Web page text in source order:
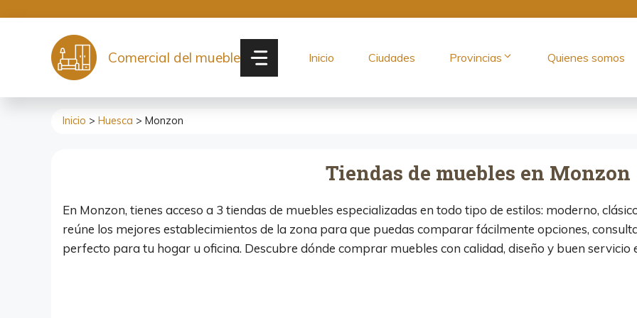
contenido
Comercial del mueble Inicio Ciudades Provincias Quienes somos
Inicio > Huesca > Monzon
Tiendas de muebles en Monzon
En Monzon, tienes acceso a 3 tiendas de muebles especializadas en todo tipo de estilos: moderno,
reúne los mejores establecimientos de la zona para que puedas comparar fácilmente opciones,
perfecto para tu hogar u oficina. Descubre dónde comprar muebles con calidad, diseño y buen servicio